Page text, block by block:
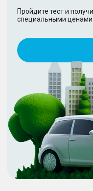
Пройдите тест и
специальными ценами